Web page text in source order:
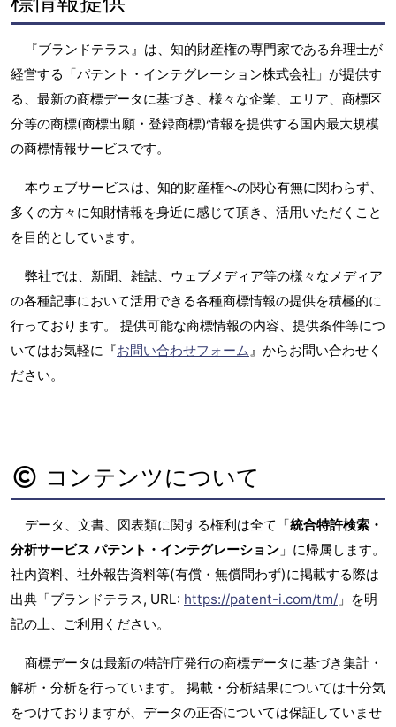
『ブランドテラス』は、知的財産権の専門家である弁理士が
経営する「パテント・インテグレーション株式会社」が提供す
る、最新の商標データに基づき、様々な企業、エリア、商標区
分等の商標(商標出願・登録商標)情報を提供する国内最大規模
の商標情報サービスです。
本ウェブサービスは、知的財産権への関心有無に関わらず、
多くの方々に知財情報を身近に感じて頂き、活用いただくこと
を目的としています。
弊社では、新聞、雑誌、ウェブメディア等の様々なメディア
の各種記事において活用できる各種商標情報の提供を積極的に
行っております。 提供可能な商標情報の内容、提供条件等につ
いてはお気軽に『お問い合わせフォーム』からお問い合わせく
ださい。
コンテンツについて
データ、文書、図表類に関する権利は全て「統合特許検索・
分析サービス パテント・インテグレーション 」に帰属します。
社内資料、社外報告資料等(有償・無償問わず)に掲載する際は
出典「ブランドテラス, URL: https://patent-i.com/tm/ 」を明
記の上、ご利用ください。
商標データは最新の特許庁発行の商標データに基づき集計・
解析・分析を行っています。 掲載・分析結果については十分気
をつけておりますが、データの正否については保証していませ